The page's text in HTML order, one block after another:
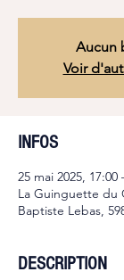
Aucun
Voir
INFOS
25 mai 2025, 17:00
La Guinguette du
Baptiste Lebas,
DESCRIPTION